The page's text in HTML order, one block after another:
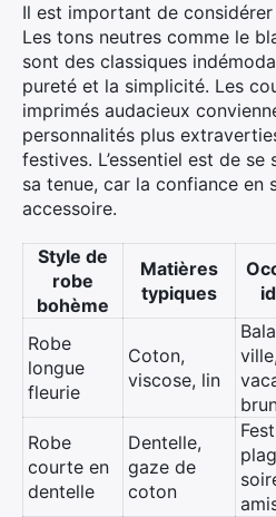
Il est important de
Les tons neutres comme le
sont des classiques
pureté et la simplicité. Les
imprimés audacieux
personnalités plus
festives. L’essentiel est de
sa tenue, car la confiance en
accessoire.
Style de
robe
bohème
Matières
typiques
Robe
longue
fleurie
Coton,
viscose, lin
ville,
Robe
courte en
dentelle
Dentelle,
gaze de
coton